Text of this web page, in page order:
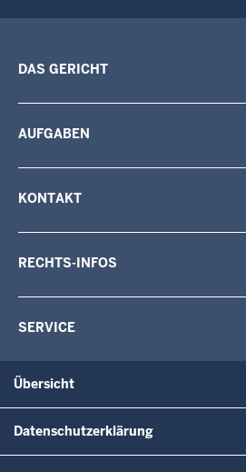
DAS GERICHT
AUFGABEN
KONTAKT
RECHTS-INFOS
SERVICE
Übersicht
Datenschutzerklärung